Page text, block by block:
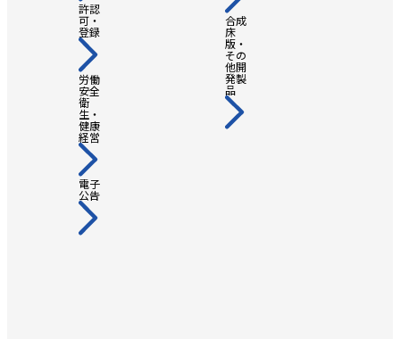
許認
可・
登録
労働
安全
衛
生・
健康
経営
電子
公告
合成
床
版・
その
他開
発製
品